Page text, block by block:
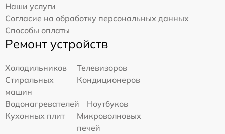
Наши услуги
Согласие на обработку персональных данных
Способы оплаты
Ремонт устройств
Холодильников
Телевизоров
Стиральных
машин
Кондиционеров
Водонагревателей
Ноутбуков
Кухонных плит
Микроволновых
печей